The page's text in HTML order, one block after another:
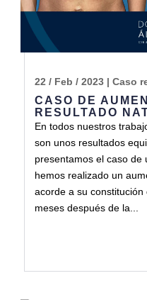
CASO DE
RESULTADO
22 / Feb / 2023| Caso
En todos nuestros
son unos resultados
presentamos el caso de
hemos realizado un
acorde a su
meses después de la...